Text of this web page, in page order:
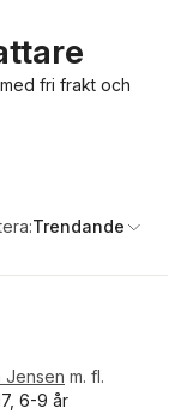
fri frakt och
Trendande
Jensen m. fl.
6-9 år